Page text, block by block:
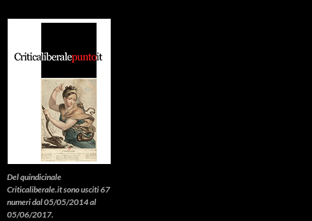
Del quindicinale
Criticaliberale.it sono usciti 67
numeri dal 05/05/2014 al
05/06/2017.